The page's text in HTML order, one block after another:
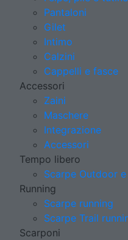
Pantaloni
Gilet
Intimo
Calzini
Cappelli e fasce
Accessori
Zaini
Maschere
Integrazione
Accessori
Tempo libero
Scarpe Outdoor
Running
Scarpe running
Scarpe Trail
Scarponi